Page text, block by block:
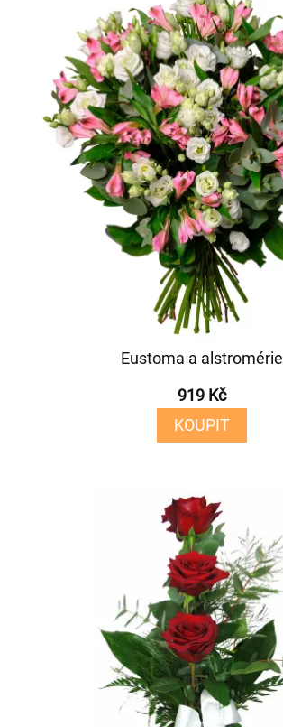
Eustoma a alstromérie
919 Kč
KOUPIT